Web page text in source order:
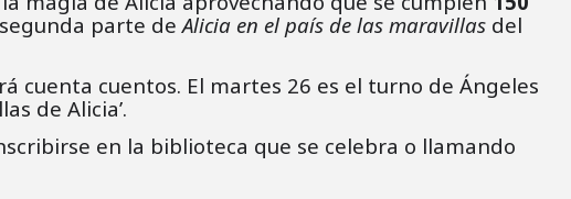
parte deAlicia en el país de las maravillas del
cuenta cuentos. El martes 26 es el turno de Ángeles
de Alicia’.
en la biblioteca que se celebra o llamando